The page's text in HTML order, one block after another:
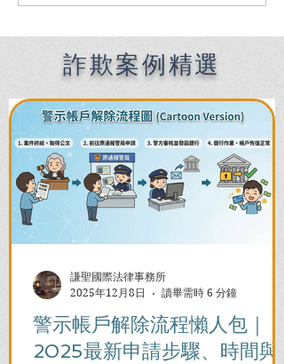
Filipinos in Taiwan:
Chien Sheng
International Law Firm
詐欺案例精選
警示帳戶解除流程懶人包｜
2025最新申請步驟、時間與
謙聖國際法律事務所
2025年12月8日
讀畢需時 6 分鐘